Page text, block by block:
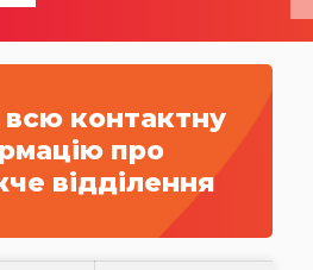
всю контактну
про
відділення